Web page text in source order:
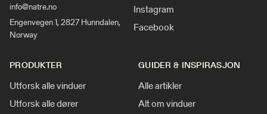
info@natre.no
Engenvegen 1, 2827 Hunndalen,
Norway
Instagram
Facebook
PRODUKTER
Utforsk alle vinduer
Utforsk alle dører
GUIDER & INSPIRASJON
Alle artikler
Alt om vinduer